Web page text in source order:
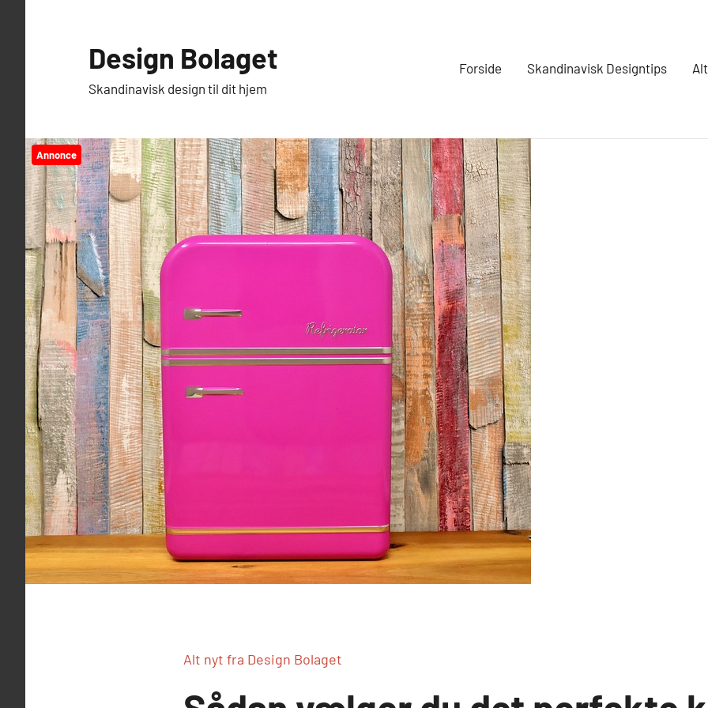
Design Bolaget
Skandinavisk design til dit hjem
Forside Skandinavisk Designtips
Annonce
Alt nyt fra Design Bolaget